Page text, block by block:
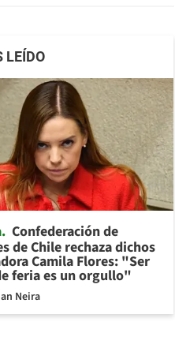
LEÍDO
Confederación de
de Chile rechaza dichos
Camila Flores: "Ser
feria es un orgullo"
Neira